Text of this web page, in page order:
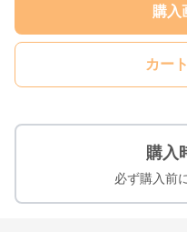
購入
カー
購入
必ず購入前